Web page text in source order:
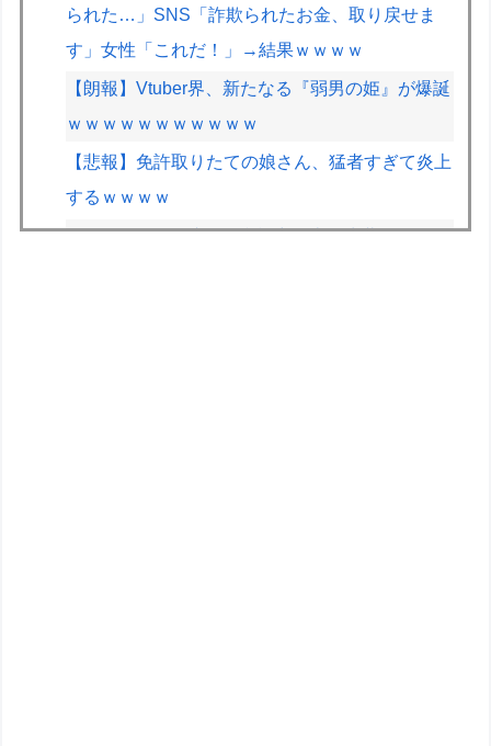
られた…」SNS「詐欺られたお金、取り戻せま
す」女性「これだ！」→結果ｗｗｗｗ
【朗報】Vtuber界、新たなる『弱男の姫』が爆誕
ｗｗｗｗｗｗｗｗｗｗｗ
【悲報】免許取りたての娘さん、猛者すぎて炎上
するｗｗｗｗ
VCARBリザーブでSF参戦中の岩佐歩夢「目の前